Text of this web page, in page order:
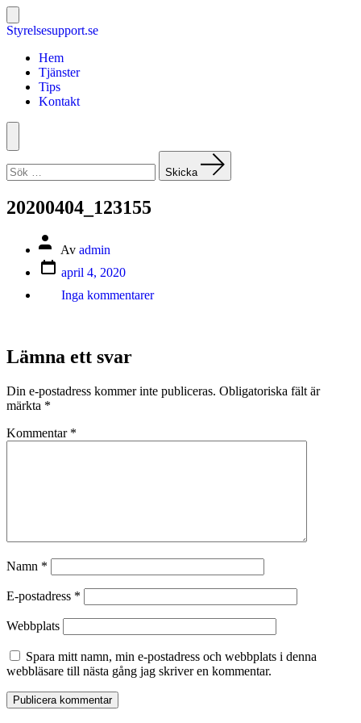
Hoppa
till
innehåll
Slå
på/av
Styrelsesupport.se
Hem
Tjänster
Tips
Kontakt
Meny
efter:
Skicka
20200404_123155
Inläggsförfattare
Av admin
Inläggsdatum
april 4, 2020
Inga kommentarer
Lämna ett svar
Din e-postadress kommer inte publiceras. Obligatoriska fält är
märkta *
Kommentar *
Namn *
E-postadress *
Webbplats
Spara mitt namn, min e-postadress och webbplats i denna
webbläsare till nästa gång jag skriver en kommentar.